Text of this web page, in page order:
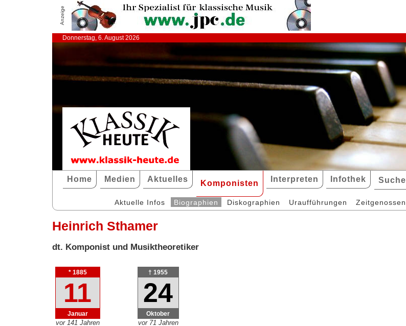
Anzeige
Donnerstag, 6. August 2026
Home Medien Aktuelles Komponisten Interpreten Infothek Suche
Aktuelle Infos Biographien Diskographien Uraufführungen Zeitgenossen
Heinrich Sthamer
dt. Komponist und Musiktheoretiker
* 1885
11
Januar
vor 141 Jahren
† 1955
24
Oktober
vor 71 Jahren